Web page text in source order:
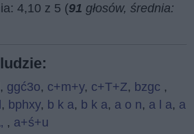
(91 głosów, średnia:
, ggć3o, c+m+y, c+T+Z, bzgc ,
, bphxy, b k a, b k a, a o n, a l a, a
, a+ś+u